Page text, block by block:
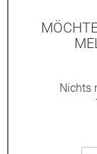
Nichts